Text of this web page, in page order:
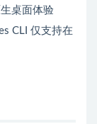
桌面体验
CLI 仅支持在